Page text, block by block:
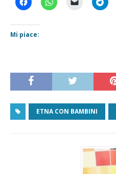
Mi piace:
ETNA CON BAMBINI